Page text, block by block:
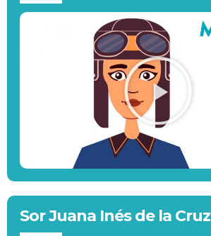
Sor Juana Inés de la Cruz